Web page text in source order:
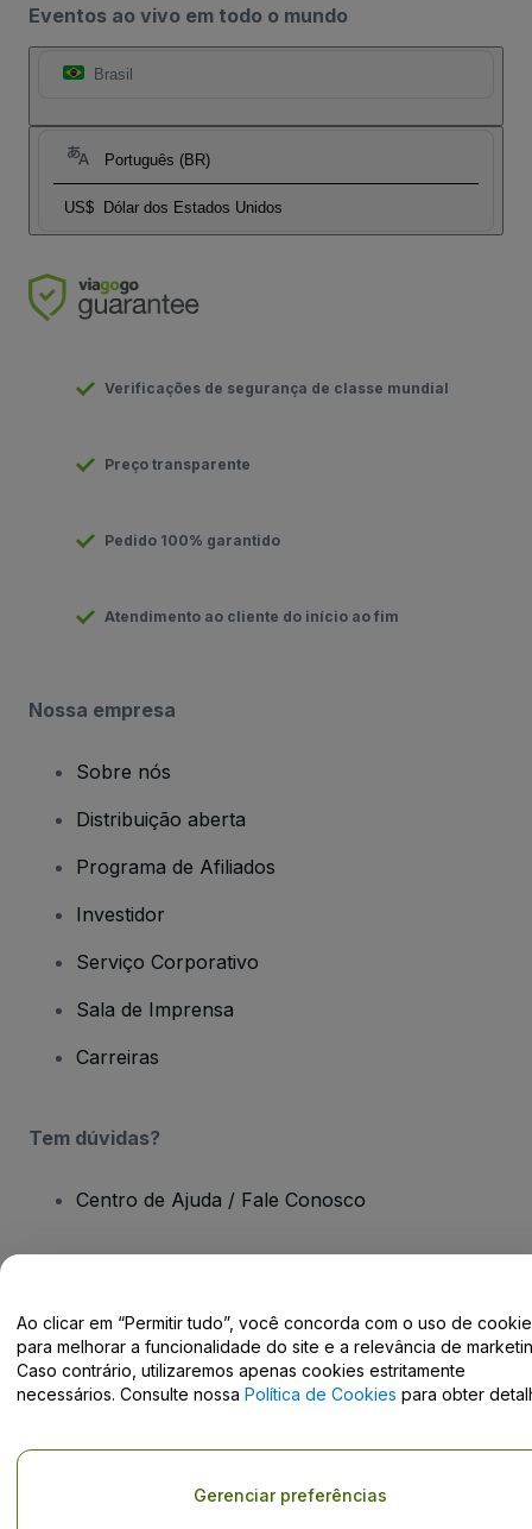
Eventos ao vivo em todo o mundo
Brasil
Português (BR)
US$ Dólar dos Estados Unidos
Verificações de segurança de classe mundial
Preço transparente
Pedido 100% garantido
Atendimento ao cliente do início ao fim
Nossa empresa
Sobre nós
Distribuição aberta
Programa de Afiliados
Investidor
Serviço Corporativo
Sala de Imprensa
Carreiras
Tem dúvidas?
Centro de Ajuda / Fale Conosco
Direito Autoral © viagogo GmbH 2026
Detalhes da Empresa
O uso deste site constitui aceitação dosTermos e Condições e da
Política de PrivacidadeePolítica de CookiesePolítica de
Privacidade Móvel
Ao clicar em “Permitir tudo”, você concorda com o uso de
para melhorar a funcionalidade do site e a relevância de
Caso contrário, utilizaremos apenas cookies estritamente
necessários. Consulte nossa Política de Cookies para obter
Gerenciar preferências